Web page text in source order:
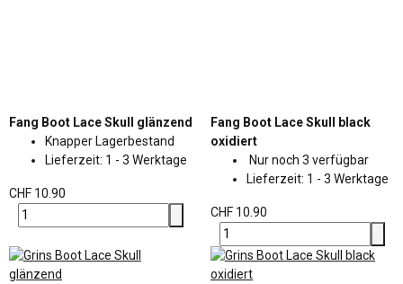
Fang Boot Lace Skull glänzend
Knapper Lagerbestand
Lieferzeit: 1 - 3 Werktage
CHF 10.90
Fang Boot Lace Skull black
oxidiert
Nur noch 3 verfügbar
Lieferzeit: 1 - 3 Werktage
CHF 10.90